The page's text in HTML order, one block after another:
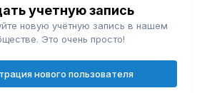
учетную запись
новую учётную запись в нашем
Это очень просто!
нового пользователя